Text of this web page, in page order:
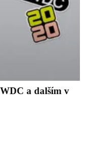
a dalším v